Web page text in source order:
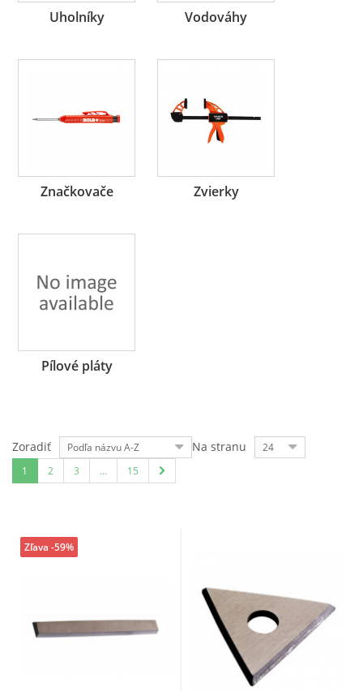
Uholníky Vodováhy
Značkovače Zvierky
Pílové pláty
Zoradiť Podľa názvu A-Z Na stranu
24
1
2 3 ... 15
Zľava -59%